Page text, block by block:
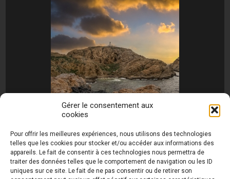
Gérer le consentement aux
cookies
Pour offrir les meilleures expériences, nous utilisons des technologies
telles que les cookies pour stocker et/ou accéder aux informations des
appareils. Le fait de consentir à ces technologies nous permettra de
traiter des données telles que le comportement de navigation ou les ID
uniques sur ce site. Le fait de ne pas consentir ou de retirer son